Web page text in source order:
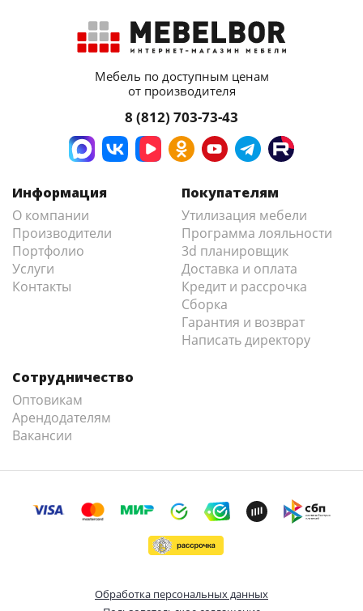
Мебель по доступным ценам
от производителя
8 (812) 703-73-43
Информация
О компании
Производители
Портфолио
Услуги
Контакты
Покупателям
Утилизация мебели
Программа лояльности
3d планировщик
Доставка и оплата
Кредит и рассрочка
Сборка
Гарантия и возврат
Написать директору
Сотрудничество
Оптовикам
Арендодателям
Вакансии
Обработка персональных данных